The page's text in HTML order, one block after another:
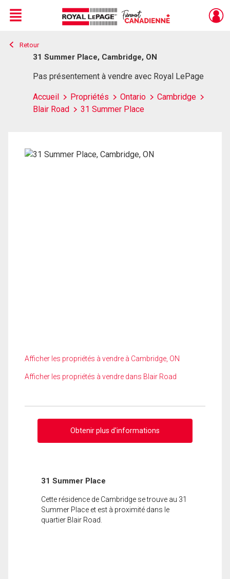
Live
En Direct
Menu
Retour
31 Summer Place, Cambridge, ON
Pas présentement à vendre avec Royal LePage
Accueil Propriétés Ontario
Cambridge
Blair Road
31 Summer Place
Afficher les propriétés à vendre à Cambridge, ON
Afficher les propriétés à vendre dans Blair Road
Obtenir plus d'informations
31 Summer Place
Cette résidence de Cambridge se trouve au 31
Summer Place et est à proximité dans le
quartier Blair Road.